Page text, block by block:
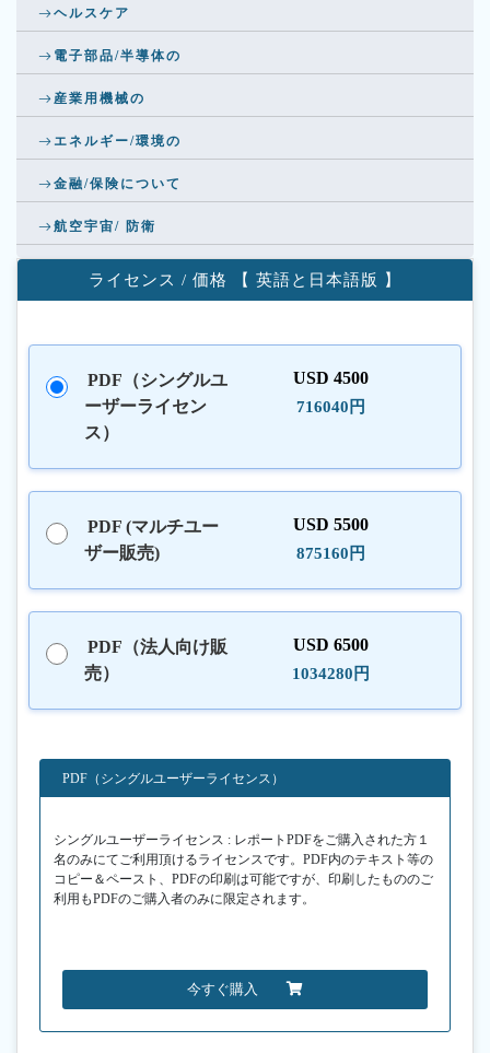
ヘルスケア
電子部品/半導体の
産業用機械の
エネルギー/環境の
金融/保険について
航空宇宙/ 防衛
ライセンス / 価格 【 英語と日本語版 】
PDF（シングルユ
ーザーライセン
ス）
USD 4500
716040円
PDF (マルチユー
ザー販売)
USD 5500
875160円
PDF（法人向け販
売）
USD 6500
1034280円
PDF（シングルユーザーライセンス）
シングルユーザーライセンス : レポートPDFをご購入された方１
名のみにてご利用頂けるライセンスです。PDF内のテキスト等の
コピー＆ペースト、PDFの印刷は可能ですが、印刷したもののご
利用もPDFのご購入者のみに限定されます。
今すぐ購入